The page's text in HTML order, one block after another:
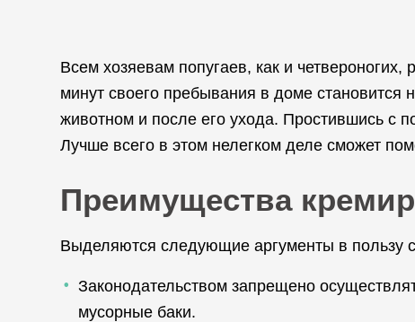
Всем хозяевам попугаев, как и
минут своего пребывания в доме
животном и после его ухода. Простившись с
Лучше всего в этом нелегком деле сможет
Преимущества
Выделяются следующие аргументы в пользу
Законодательством запрещено
мусорные баки.